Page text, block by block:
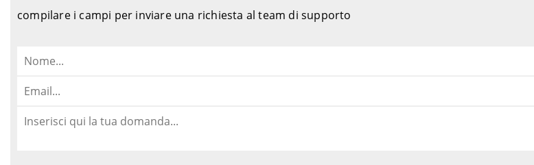
compilare i campi per inviare una richiesta al team di supporto